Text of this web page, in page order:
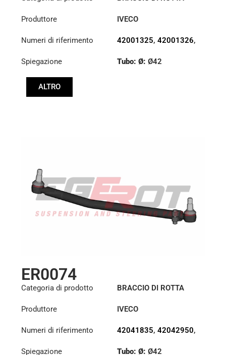
Produttore IVECO
Numeri di riferimento 42001325,42001326,
Spiegazione
Tubo: Ø:Ø42
ALTRO
ER0074
Categoria di prodotto BRACCIO DI ROTTA
Produttore IVECO
Numeri di riferimento 42041835,42042950,
Spiegazione
Tubo: Ø:Ø42